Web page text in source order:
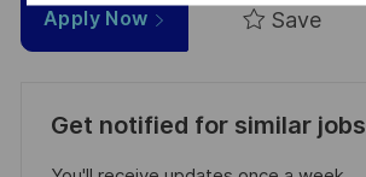
Apply Now Save
Get notified for similar jobs